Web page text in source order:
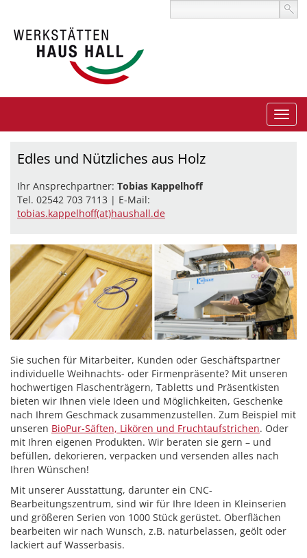
Edles und Nützliches aus Holz
Ihr Ansprechpartner: Tobias Kappelhoff
Tel. 02542 703 7113 | E-Mail:
tobias.kappelhoff(at)haushall.de
Sie suchen für Mitarbeiter, Kunden oder Geschäftspartner
individuelle Weihnachts- oder Firmenpräsente? Mit unseren
hochwertigen Flaschenträgern, Tabletts und Präsentkisten
bieten wir Ihnen viele Ideen und Möglichkeiten, Geschenke
nach Ihrem Geschmack zusammenzustellen. Zum Beispiel mit
unseren BioPur-Säften, Likören und Fruchtaufstrichen. Oder
mit Ihren eigenen Produkten. Wir beraten sie gern – und
befüllen, dekorieren, verpacken und versenden alles nach
Ihren Wünschen!
Mit unserer Ausstattung, darunter ein CNC-
Bearbeitungszentrum, sind wir für Ihre Ideen in Kleinserien
und größeren Serien von 1000 Stück gerüstet. Oberflächen
bearbeiten wir nach Wunsch, z.B. naturbelassen, geölt oder
lackiert auf Wasserbasis.